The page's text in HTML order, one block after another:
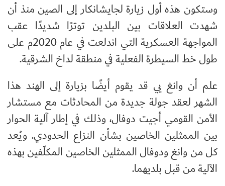
وستكون هذه أول زيارة لجايشانكار إلى الصين منذ أن
شهدت العلاقات بين البلدين توترًا شديدًا عقب
المواجهة العسكرية التي اندلعت في عام 2020م على
طول خط السيطرة الفعلية في منطقة لداخ الشرقية.
علم أن وانغ يي قد يقوم أيضًا بزيارة إلى الهند هذا
الشهر لعقد جولة جديدة من المحادثات مع مستشار
الأمن القومي أجيت دوفال، وذلك في إطار آلية الحوار
بين الممثلين الخاصين بشأن النزاع الحدودي. ويُعد
كل من وانغ ودوفال الممثلين الخاصين المكلّفين بهذه
الآلية من قبل بلديهما.